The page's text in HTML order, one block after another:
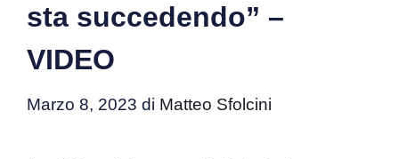
sta succedendo” –
VIDEO
Marzo 8, 2023 di Matteo Sfolcini